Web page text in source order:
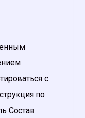
с
по
Состав